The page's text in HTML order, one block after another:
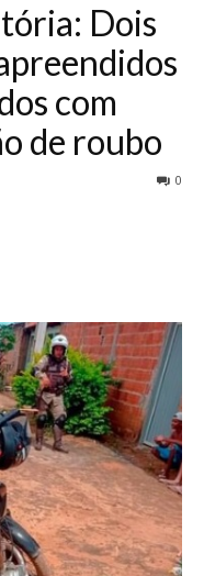
Dois
com
de roubo
0